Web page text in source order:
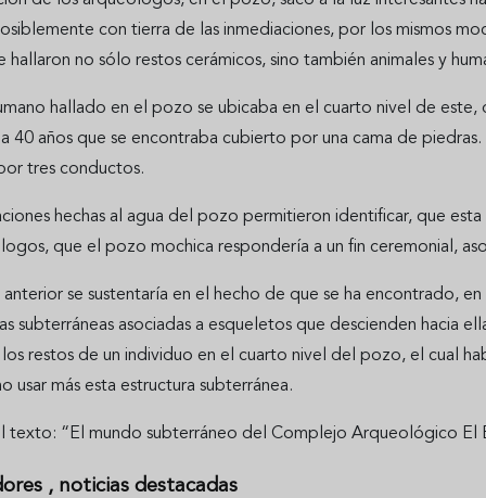
con tierra de las inmediaciones, por los mismos
hallaron no sólo restos cerámicos, sino también animales y
hallado en el pozo se ubicaba en el cuarto nivel de
40 años que se encontraba cubierto por una cama de
tres conductos.
hechas al agua del pozo permitieron identificar, que
que el pozo mochica respondería a un fin ceremonial,
anterior se sustentaría en el hecho de que se ha encontrado,
subterráneas asociadas a esqueletos que descienden hacia
restos de un individuo en el cuarto nivel del pozo, el cual
usar más esta estructura subterránea.
texto: “El mundo subterráneo del Complejo Arqueológico El
, noticias destacadas